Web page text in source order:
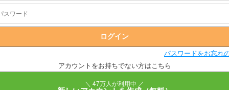
パスワードをお忘れ
アカウントをお持ちでない方はこちら
＼ 47万人が利用中 ／